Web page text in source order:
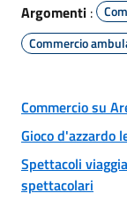
Argomenti :
Commercio
Commercio su
Gioco d'azzardo
Spettacoli
spettacolari